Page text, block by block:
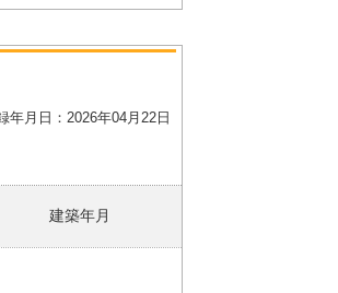
年月日：2026年04月22日
建築年月